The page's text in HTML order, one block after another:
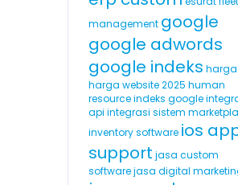
management google
google adwords
google indeks harga
harga website 2025 human
resource indeks google
api integrasi sistem
inventory software ios
support jasa custom
software jasa digital